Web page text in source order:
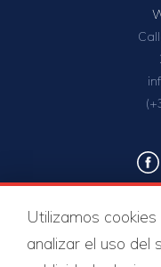
Utilizamos
analizar el uso del